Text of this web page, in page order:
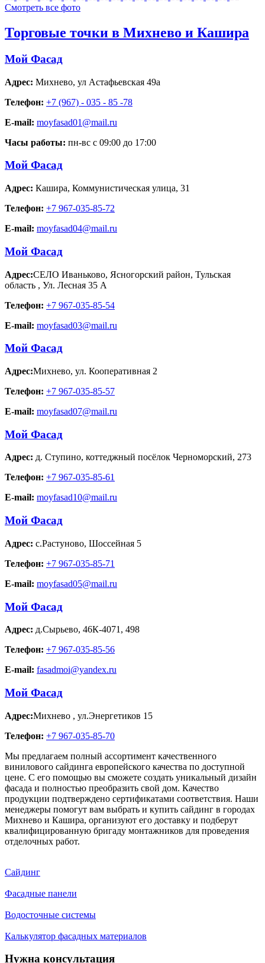
Смотреть все фото
Торговые точки в Михнево и Кашира
Мой Фасад
Адрес: Михнево, ул Астафьевская 49а
Телефон: +7 (967) - 035 - 85 -78
E-mail: moyfasad01@mail.ru
Часы работы: пн-вс с 09:00 до 17:00
Мой Фасад
Адрес: Кашира, Коммунистическая улица, 31
Телефон: +7 967-035-85-72
E-mail: moyfasad04@mail.ru
Мой Фасад
Адрес:СЕЛО Иваньково, Ясногорский район, Тульская
область , Ул. Лесная 35 А
Телефон: +7 967-035-85-54
E-mail: moyfasad03@mail.ru
Мой Фасад
Адрес:Михнево, ул. Кооперативная 2
Телефон: +7 967-035-85-57
E-mail: moyfasad07@mail.ru
Мой Фасад
Адрес: д. Ступино, коттеджный посёлок Черноморский, 273
Телефон: +7 967-035-85-61
E-mail: moyfasad10@mail.ru
Мой Фасад
Адрес: с.Растуново, Шоссейная 5
Телефон: +7 967-035-85-71
E-mail: moyfasad05@mail.ru
Мой Фасад
Адрес: д.Сырьево, 46К-4071, 498
Телефон: +7 967-035-85-56
E-mail: fasadmoi@yandex.ru
Мой Фасад
Адрес:Михнево , ул.Энергетиков 15
Телефон: +7 967-035-85-70
Мы предлагаем полный ассортимент качественного
винилового сайдинга европейского качества по доступной
цене. С его помощью вы сможете создать уникальный дизайн
фасада и полностью преобразить свой дом. Качество
продукции подтверждено сертификатами соответствия. Наши
менеджеры помогут вам выбрать и купить сайдинг в городах
Михнево и Кашира, организуют его доставку и подберут
квалифицированную бригаду монтажников для проведения
отделочных работ.
Сайдинг
Фасадные панели
Водосточные системы
Калькулятор фасадных материалов
Нужна консультация